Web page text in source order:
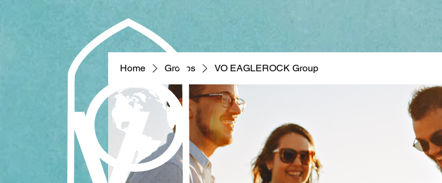
Home Groups VO EAGLEROCK Group